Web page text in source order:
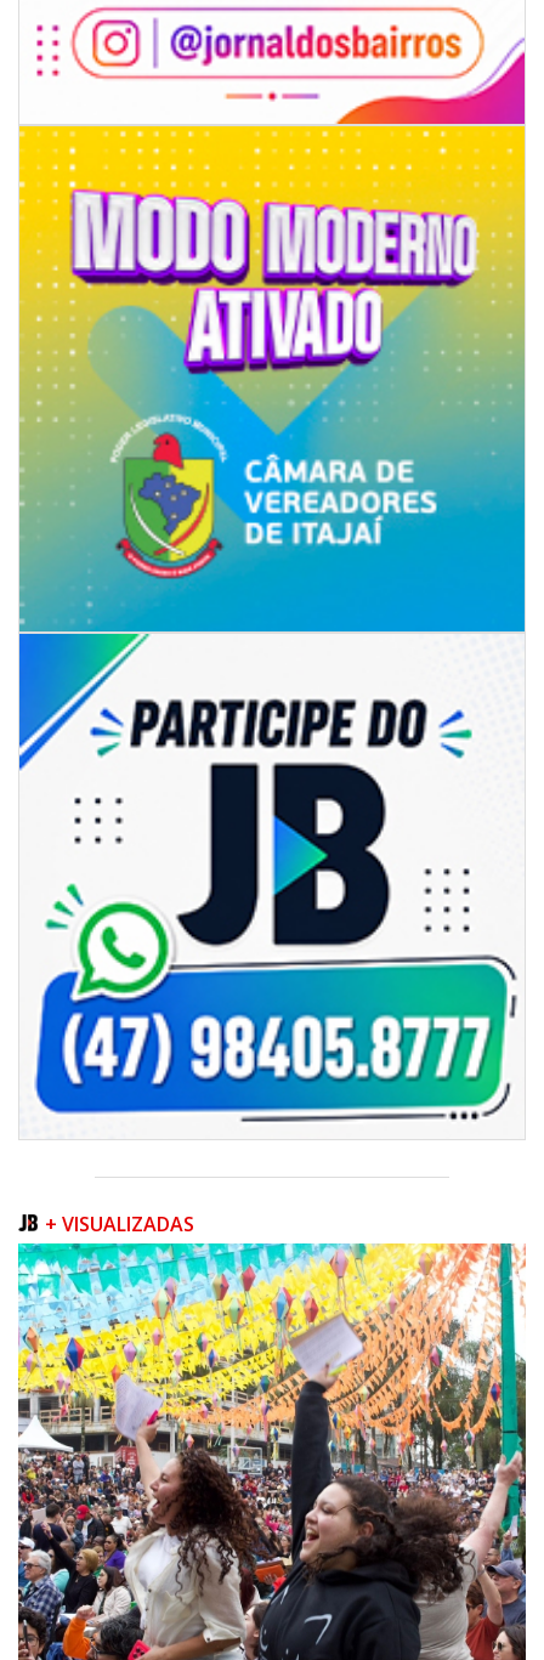
06/08/2026 | 18:28
Ciclone-bomba se forma sobre o oceano, mas Santa Catarina terá
impactos provocados pela frente fria e pelo vento Sul
ITAPEMA
06/08/2026 | 07:00
Secretaria de Cultura retoma oficinas culturais com diversas
modalidades para a comunidade
BALNEÁRIO CAMBORIÚ
06/08/2026 | 07:00
Inscrições para a exploração da gastronomia do 14º Acampamento
Farroupilha estão abertas
CAMBORIÚ
+ VISUALIZADAS